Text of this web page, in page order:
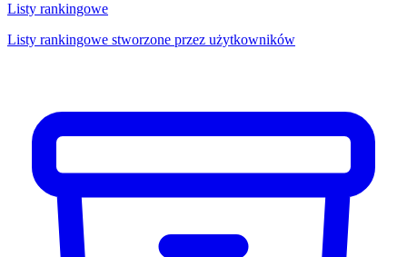
Listy rankingowe
Listy rankingowe stworzone przez użytkowników